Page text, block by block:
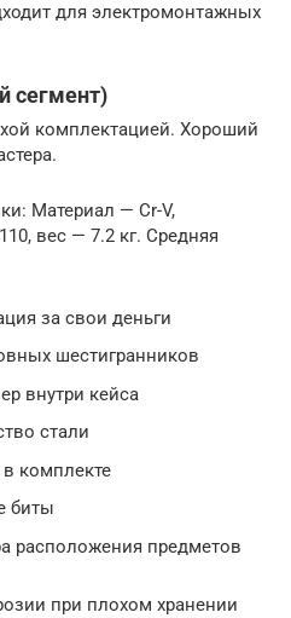
для электромонтажных
сегмент)
комплектацией. Хороший
Материал — Cr-V,
вес — 7.2 кг. Средняя
за свои деньги
шестигранников
внутри кейса
стали
комплекте
биты
расположения предметов
при плохом хранении